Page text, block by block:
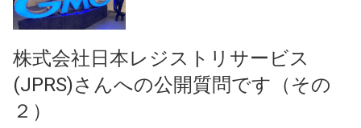
株式会社日本レジストリサービス
(JPRS)さんへの公開質問です（その
２）